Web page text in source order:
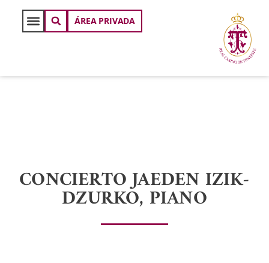
ÁREA PRIVADA
CONCIERTO JAEDEN IZIK-
DZURKO, PIANO